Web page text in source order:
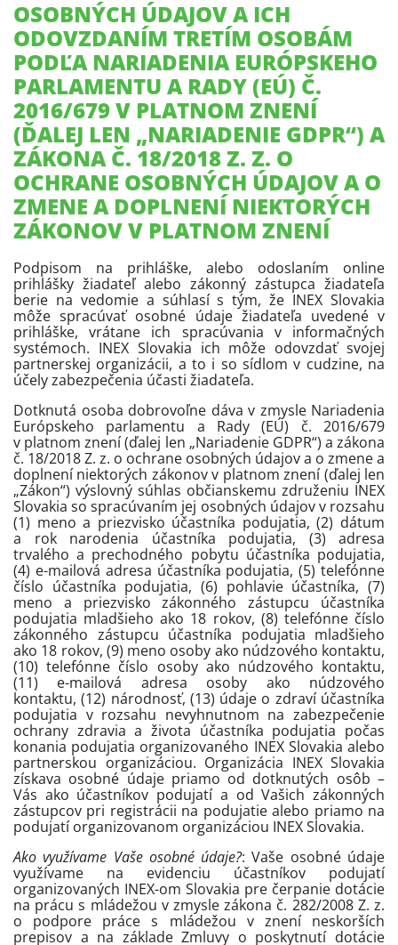
OSOBNÝCH ÚDAJOV A ICH
ODOVZDANÍM TRETÍM OSOBÁM
PODĽA NARIADENIA EURÓPSKEHO
PARLAMENTU A RADY (EÚ) Č.
2016/679 V PLATNOM ZNENÍ
(ĎALEJ LEN „NARIADENIE GDPR“) A
ZÁKONA Č. 18/2018 Z. Z. O
OCHRANE OSOBNÝCH ÚDAJOV A O
ZMENE A DOPLNENÍ NIEKTORÝCH
ZÁKONOV V PLATNOM ZNENÍ
Podpisom na prihláške, alebo odoslaním online
prihlášky žiadateľ alebo zákonný zástupca žiadateľa
berie na vedomie a súhlasí s tým, že INEX Slovakia
môže spracúvať osobné údaje žiadateľa uvedené v
prihláške, vrátane ich spracúvania v informačných
systémoch. INEX Slovakia ich môže odovzdať svojej
partnerskej organizácii, a to i so sídlom v cudzine, na
účely zabezpečenia účasti žiadateľa.
Dotknutá osoba dobrovoľne dáva v zmysle Nariadenia
Európskeho parlamentu a Rady (EÚ) č. 2016/679
v platnom znení (ďalej len „Nariadenie GDPR“) a zákona
č. 18/2018 Z. z. o ochrane osobných údajov a o zmene a
doplnení niektorých zákonov v platnom znení (ďalej len
„Zákon“) výslovný súhlas občianskemu združeniu INEX
Slovakia so spracúvaním jej osobných údajov v rozsahu
(1) meno a priezvisko účastníka podujatia, (2) dátum
a rok narodenia účastníka podujatia, (3) adresa
trvalého a prechodného pobytu účastníka podujatia,
(4) e-mailová adresa účastníka podujatia, (5) telefónne
číslo účastníka podujatia, (6) pohlavie účastníka, (7)
meno a priezvisko zákonného zástupcu účastníka
podujatia mladšieho ako 18 rokov, (8) telefónne číslo
zákonného zástupcu účastníka podujatia mladšieho
ako 18 rokov, (9) meno osoby ako núdzového kontaktu,
(10) telefónne číslo osoby ako núdzového kontaktu,
(11) e-mailová adresa osoby ako núdzového
kontaktu, (12) národnosť, (13) údaje o zdraví účastníka
podujatia v rozsahu nevyhnutnom na zabezpečenie
ochrany zdravia a života účastníka podujatia počas
konania podujatia organizovaného INEX Slovakia alebo
partnerskou organizáciou. Organizácia INEX Slovakia
získava osobné údaje priamo od dotknutých osôb –
Vás ako účastníkov podujatí a od Vašich zákonných
zástupcov pri registrácii na podujatie alebo priamo na
podujatí organizovanom organizáciou INEX Slovakia.
Ako využívame Vaše osobné údaje?: Vaše osobné údaje
využívame na evidenciu účastníkov podujatí
organizovaných INEX-om Slovakia pre čerpanie dotácie
na prácu s mládežou v zmysle zákona č. 282/2008 Z. z.
o podpore práce s mládežou v znení neskorších
prepisov a na základe Zmluvy o poskytnutí dotácie